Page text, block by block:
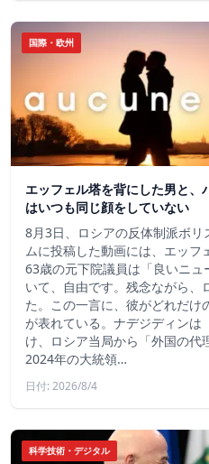
国際・欧州
エッフェル塔を背にした男と
はいつも同じ顔をしていない
8月3日、ロシアの反体制派ボ
ムに投稿した動画には、エッフ
63歳の元下院議員は「良いニ
いて、自由です。残念ながら、
た。この一言に、彼がどれだ
が表れている。ナデジディンは
け、ロシア当局から「外国の代
2024年の大統領…
日付: 2026/8/4
科学技術・デジタル